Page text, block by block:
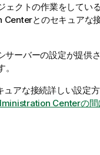
クトの作業をしている
Centerとのセキュアな
ーバーの設定が提供
ュアな接続詳しい設定方
Centerの間